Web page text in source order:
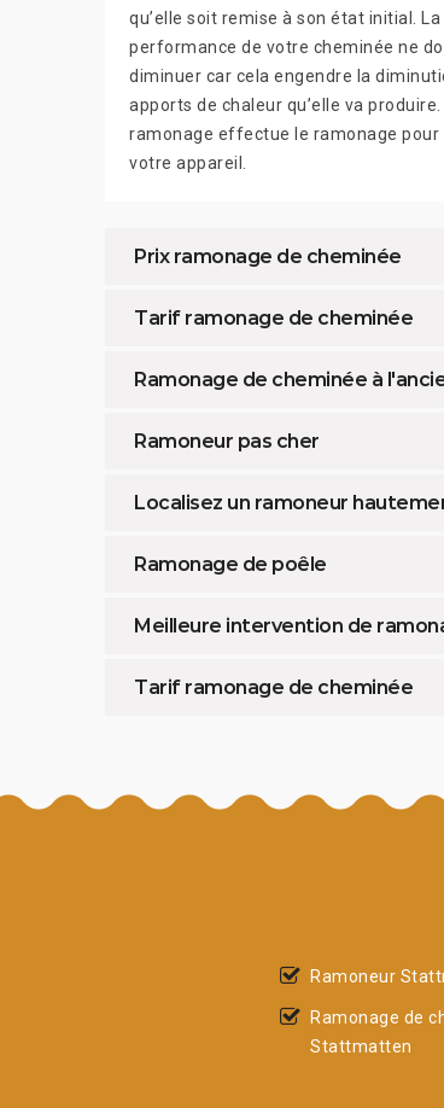
qu’elle soit remise à son état initial. La
performance de votre cheminée ne
diminuer car cela engendre la
apports de chaleur qu’elle va
ramonage effectue le ramonage pour
votre appareil.
Prix ramonage de cheminée
Tarif ramonage de cheminée
Ramonage de cheminée à
Ramoneur pas cher
Localisez un ramoneur
Ramonage de poêle
Meilleure intervention de
Tarif ramonage de cheminée
Ramoneur
Ramonage de
Stattmatten